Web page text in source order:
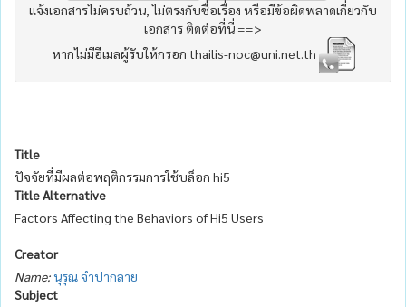
แจ้งเอกสารไม่ครบถ้วน, ไม่ตรงกับชื่อเรื่อง หรือมีข้อผิดพลาดเกี่ยวกับ
เอกสาร ติดต่อที่นี่ ==>
หากไม่มีอีเมลผู้รับให้กรอก thailis-noc@uni.net.th
Title
ปัจจัยที่มีผลต่อพฤติกรรมการใช้บล็อก hi5
Title Alternative
Factors Affecting the Behaviors of Hi5 Users
Creator
Name:นุรุณ จำปากลาย
Subject